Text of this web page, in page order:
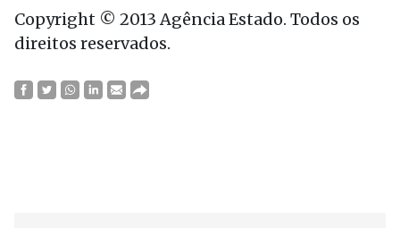
Copyright © 2013 Agência Estado. Todos os
direitos reservados.